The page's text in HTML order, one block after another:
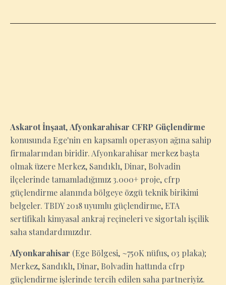
Askarot İnşaat,Afyonkarahisar CFRP Güçlendirme
konusunda Ege'nin en kapsamlı operasyon ağına sahip
firmalarından biridir. Afyonkarahisar merkez başta
olmak üzere Merkez, Sandıklı, Dinar, Bolvadin
ilçelerinde tamamladığımız 3.000+ proje, cfrp
güçlendirme alanında bölgeye özgü teknik birikimi
belgeler. TBDY 2018 uyumlu güçlendirme, ETA
sertifikalı kimyasal ankraj reçineleri ve sigortalı işçilik
saha standardımızdır.
Afyonkarahisar (Ege Bölgesi, ~750K nüfus, 03 plaka);
Merkez, Sandıklı, Dinar, Bolvadin hattında cfrp
güçlendirme işlerinde tercih edilen saha partneriyiz.